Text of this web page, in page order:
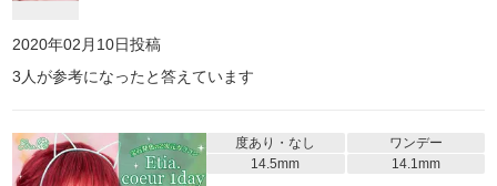
2020年02月10日投稿
3 人が参考になったと答えています
度あり・なし
ワンデー
14.5mm
14.1mm